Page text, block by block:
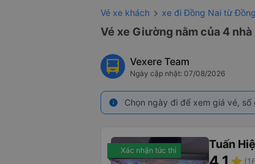
Vé xe khách xe đi Đồng Nai từ
Vé xe Giường nằm của 4
Vexere Team
Ngày cập nhật: 07/08/2026
info Chọn ngày đi để xem giá vé,
Xác nhận tức thì Tuấn